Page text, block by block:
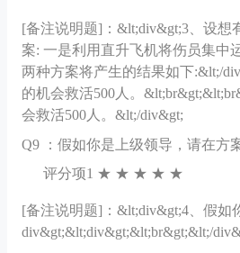
[备注说明题]： &lt;div&gt;3、设想
案: 一是利用直升飞机将伤员集中
两种方案将产生的结果如下:&lt;/
的机会救活500人。
会救活500人。&lt;/div&gt;
Q9 ：假如你是上级领导，请在方
评分项1 ★ ★ ★ ★ ★
[备注说明题]： &lt;div&gt;4、假如
div&gt;&lt;div&gt;&lt;br&gt;&lt;/